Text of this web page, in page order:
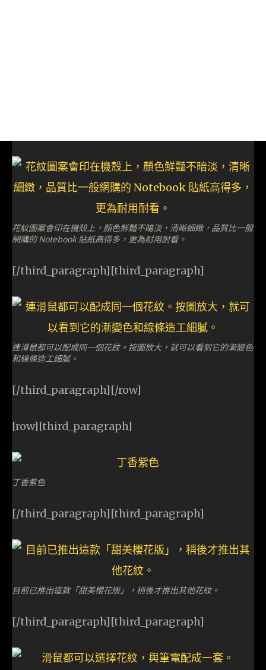
花紋圖案會印在機殼上，顏色鮮豔不暗淡，清晰細緻，品質比一般
網購的 Notebook 貼紙高得多，更為耐用耐看。
[/third_paragraph][third_paragraph]
連滑鼠都可以配成同一個花紋。按圖放大，就可以看到它的漸變色
和線條造工細膩。
[/third_paragraph][/row]
[row][third_paragraph]
丁香紫色
[/third_paragraph][third_paragraph]
目前已推出這款「甜美櫻花版」，稍後才推出其他花紋。
[/third_paragraph][third_paragraph]